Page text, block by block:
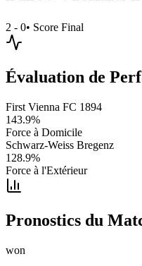
2 - 0• Score Final
Évaluation de
First Vienna FC 1894
143.9%
Force à Domicile
Schwarz-Weiss Bregenz
128.9%
Force à l'Extérieur
Pronostics du
won